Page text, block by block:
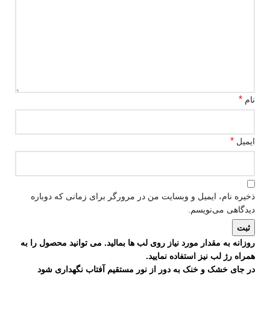
نام *
ایمیل *
ذخیره نام، ایمیل و وبسایت من در مرورگر برای زمانی که دوباره
دیدگاهی می‌نویسم.
روزانه به مقدار مورد نیاز روی لب ها بمالید. می توانید محصول را به
همراه رژ لب نیز استفاده نمایید.
در جای خشک و خنک به دور از نور مستقیم آفتاب نگهداری شود